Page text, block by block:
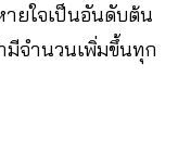
ายใจเป็นอันดับต้น
มีจำนวนเพิ่มขึ้นทุก